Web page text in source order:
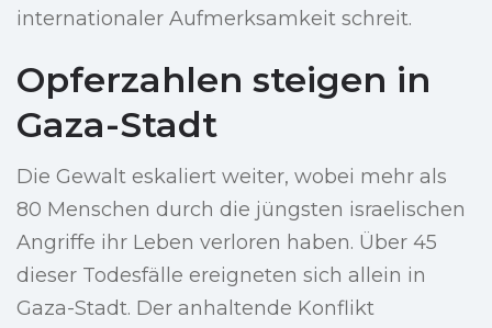
internationaler Aufmerksamkeit schreit.
Opferzahlen steigen in
Gaza-Stadt
Die Gewalt eskaliert weiter, wobei mehr als
80 Menschen durch die jüngsten israelischen
Angriffe ihr Leben verloren haben. Über 45
dieser Todesfälle ereigneten sich allein in
Gaza-Stadt. Der anhaltende Konflikt